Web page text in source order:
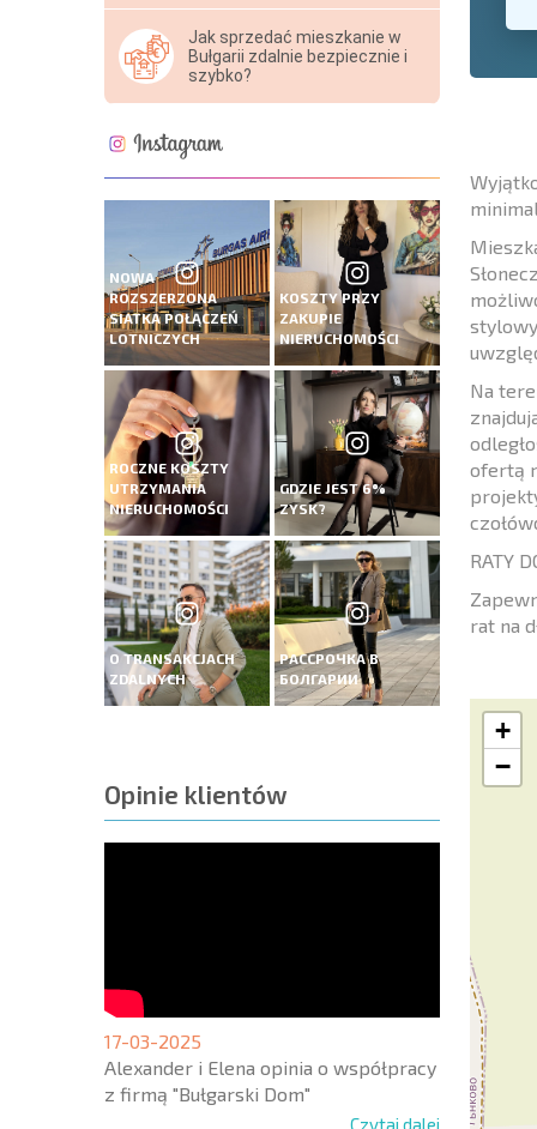
Jak sprzedać mieszkanie w
Bułgarii zdalnie bezpiecznie i
szybko?
NOWA
ROZSZERZONA
SIATKA POŁĄCZEŃ
LOTNICZYCH
KOSZTY PRZY
ZAKUPIE
NIERUCHOMOŚCI
ROCZNE KOSZTY
UTRZYMANIA
NIERUCHOMOŚCI
GDZIE JEST 6%
ZYSK?
O TRANSAKCJACH
ZDALNYCH
РАССРОЧКА В
БОЛГАРИИ
Opinie klientów
17-03-2025
Alexander i Elena opinia o współpracy
z firmą "Bułgarski Dom"
Czytaj dalej
Na
ofertą
RATY
rat na
+
−